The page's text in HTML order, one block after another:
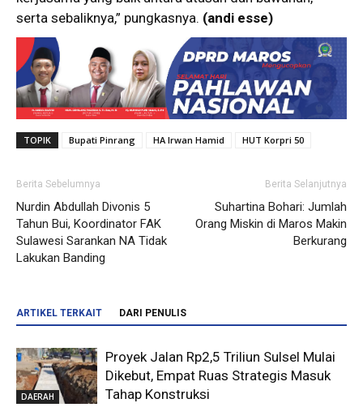
serta sebaliknya,” pungkasnya. (andi esse)
TOPIK Bupati Pinrang HA Irwan Hamid HUT Korpri 50
Berita Sebelumnya
Nurdin Abdullah Divonis 5
Tahun Bui, Koordinator FAK
Sulawesi Sarankan NA Tidak
Lakukan Banding
Berita Selanjutnya
Suhartina Bohari: Jumlah
Orang Miskin di Maros Makin
Berkurang
ARTIKEL TERKAIT DARI PENULIS
DAERAH
Proyek Jalan Rp2,5 Triliun Sulsel Mulai
Dikebut, Empat Ruas Strategis Masuk
Tahap Konstruksi